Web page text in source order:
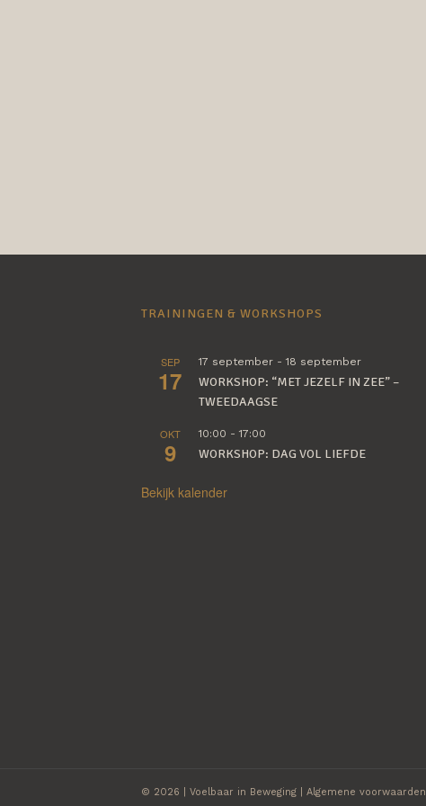
TRAININGEN & WORKSHOPS
SEP
17
17 september - 18 september
WORKSHOP: “MET JEZELF IN ZEE” –
TWEEDAAGSE
OKT
9
10:00 - 17:00
WORKSHOP: DAG VOL LIEFDE
Bekijk kalender
© 2026 | Voelbaar in Beweging | Algemene voorwaarden